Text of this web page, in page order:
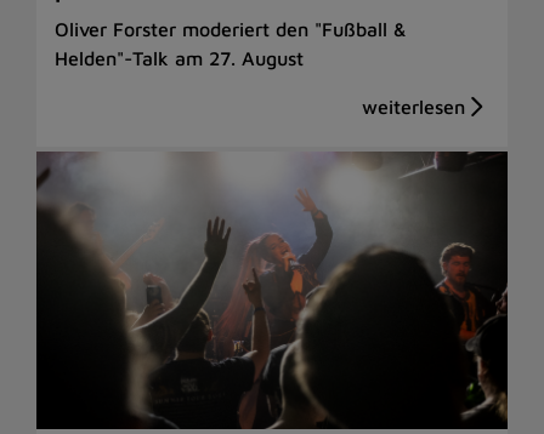
Oliver Forster moderiert den "Fußball &
Helden"-Talk am 27. August